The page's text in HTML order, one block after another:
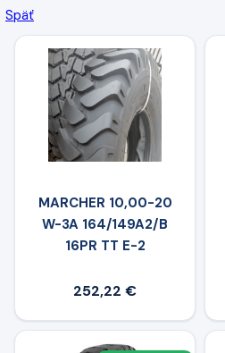
Späť
MARCHER 10,00-20
W-3A 164/149A2/B
16PR TT E-2
252,22 €